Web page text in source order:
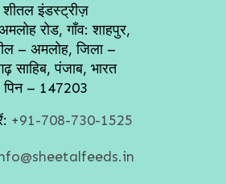
शीतल इंडस्ट्रीज़
रोड, गाँव: शाहपुर,
– अमलोह, जिला –
साहिब, पंजाब, भारत
पिन – 147203
+91-708-730-1525